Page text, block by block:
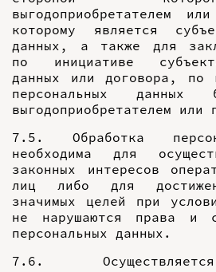
выгодоприобретателем
которому является
данных, а также для
по инициативе
данных или договора, по
персональных данных
выгодоприобретателем или
7.5. Обработка
необходима для
законных интересов
лиц либо для
значимых целей при
не нарушаются права и
персональных данных.
7.6.